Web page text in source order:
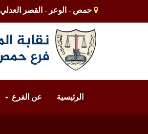
حمص - الوعر - القصر العدلي
الرئيسية عن الفرع